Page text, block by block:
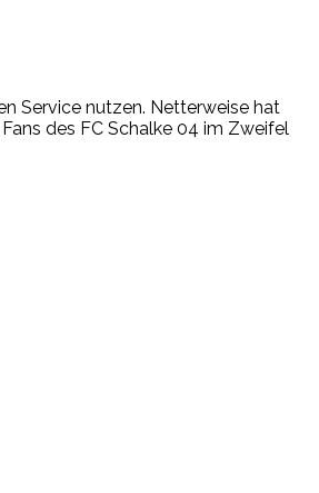
Service nutzen. Netterweise hat
des FC Schalke 04 im Zweifel